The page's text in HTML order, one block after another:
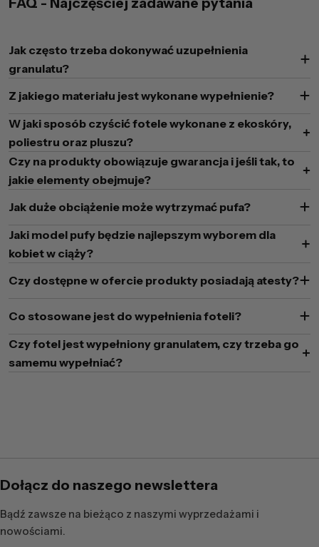
Jak często trzeba dokonywać uzupełnienia
granulatu?
Z jakiego materiału jest wykonane wypełnienie?
W jaki sposób czyścić fotele wykonane z ekoskóry,
poliestru oraz pluszu?
Czy na produkty obowiązuje gwarancja i jeśli tak, to
jakie elementy obejmuje?
Jak duże obciążenie może wytrzymać pufa?
Jaki model pufy będzie najlepszym wyborem dla
kobiet w ciąży?
Czy dostępne w ofercie produkty posiadają atesty?
Co stosowane jest do wypełnienia foteli?
Czy fotel jest wypełniony granulatem, czy trzeba go
samemu wypełniać?
Dołącz do naszego newslettera
Bądź zawsze na bieżąco z naszymi wyprzedażami i
nowościami.